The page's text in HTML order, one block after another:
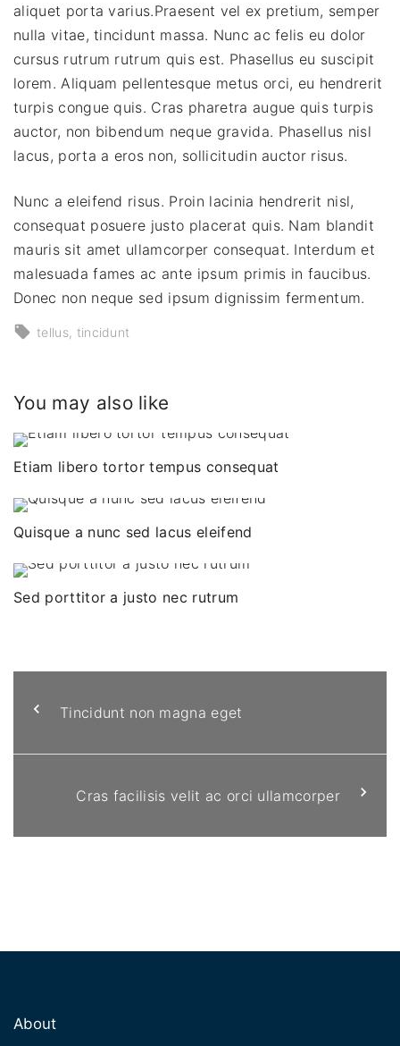
aliquet porta varius.Praesent vel ex pretium, semper
nulla vitae, tincidunt massa. Nunc ac felis eu dolor
cursus rutrum rutrum quis est. Phasellus eu suscipit
lorem. Aliquam pellentesque metus orci, eu hendrerit
turpis congue quis. Cras pharetra augue quis turpis
auctor, non bibendum neque gravida. Phasellus nisl
lacus, porta a eros non, sollicitudin auctor risus.
Nunc a eleifend risus. Proin lacinia hendrerit nisl,
consequat posuere justo placerat quis. Nam blandit
mauris sit amet ullamcorper consequat. Interdum et
malesuada fames ac ante ipsum primis in faucibus.
Donec non neque sed ipsum dignissim fermentum.
tellus tincidunt
You may also like
Etiam libero tortor tempus consequat
Quisque a nunc sed lacus eleifend
Sed porttitor a justo nec rutrum
Tincidunt non magna eget
Cras facilisis velit ac orci ullamcorper
About